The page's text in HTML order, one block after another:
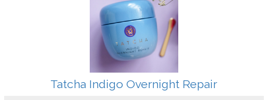
Tatcha Indigo Overnight Repair